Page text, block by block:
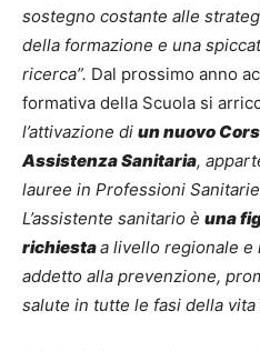
sostegno costante alle
della formazione e una
ricerca”. Dal prossimo anno
formativa della Scuola si
l’attivazione di un nuovo
Assistenza Sanitaria,
lauree in Professioni
L’assistente sanitario è una
richiestaa livello regionale e
addetto alla prevenzione,
salute in tutte le fasi della vita